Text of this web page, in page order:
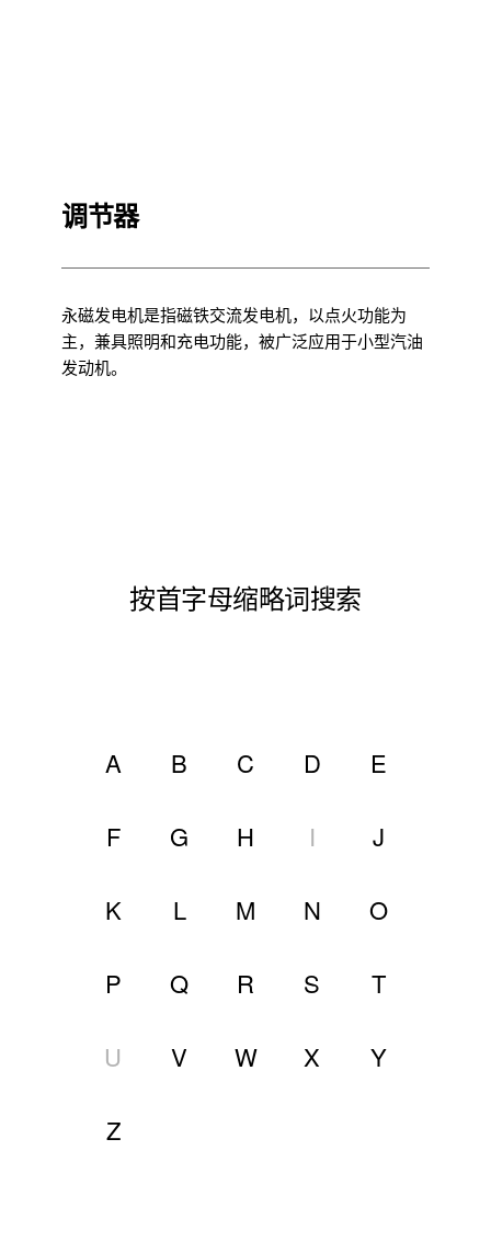
调节器
永磁发电机是指磁铁交流发电机，以点火功能为
主，兼具照明和充电功能，被广泛应用于小型汽油
发动机。
按首字母缩略词搜索
A B C D E
F G H I J
K L M N O
P Q R S T
U V W X Y
Z